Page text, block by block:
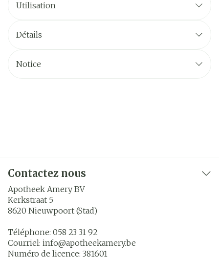
Utilisation
Détails
Notice
Contactez nous
Apotheek Amery BV
Kerkstraat 5
8620 Nieuwpoort (Stad)
Téléphone: 058 23 31 92
Courriel: info@apotheekamery.be
Numéro de licence: 381601